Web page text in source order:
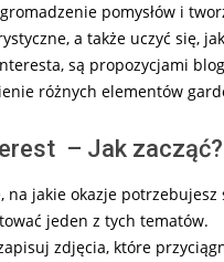
pomysłów i
a także uczyć się,
są propozycjami
różnych elementów
– Jak zacząć?
jakie okazje
jeden z tych tematów.
zdjęcia, które